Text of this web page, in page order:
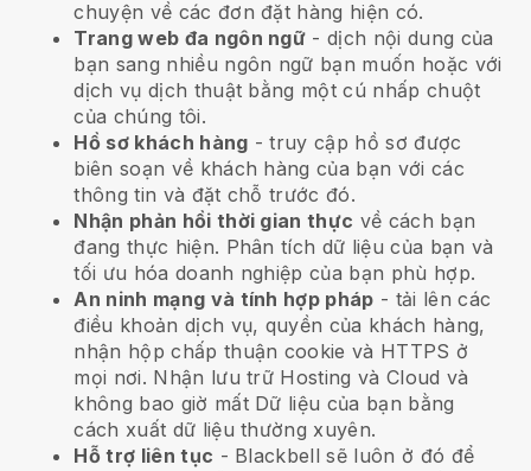
chuyện về các đơn đặt hàng hiện có.
Trang web đa ngôn ngữ - dịch nội dung của
bạn sang nhiều ngôn ngữ bạn muốn hoặc với
dịch vụ dịch thuật bằng một cú nhấp chuột
của chúng tôi.
Hồ sơ khách hàng - truy cập hồ sơ được
biên soạn về khách hàng của bạn với các
thông tin và đặt chỗ trước đó.
Nhận phản hồi thời gian thực về cách bạn
đang thực hiện. Phân tích dữ liệu của bạn và
tối ưu hóa doanh nghiệp của bạn phù hợp.
An ninh mạng và tính hợp pháp - tải lên các
điều khoản dịch vụ, quyền của khách hàng,
nhận hộp chấp thuận cookie và HTTPS ở
mọi nơi. Nhận lưu trữ Hosting và Cloud và
không bao giờ mất Dữ liệu của bạn bằng
cách xuất dữ liệu thường xuyên.
Hỗ trợ liên tục - Blackbell sẽ luôn ở đó để